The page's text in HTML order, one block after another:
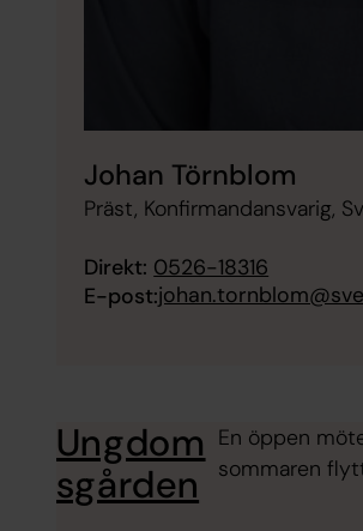
Johan Törnblom
Präst, Konfirmandansvarig,
Direkt: 0526-18316
E-post:
Ungdom
sgården
En öppen
sommaren